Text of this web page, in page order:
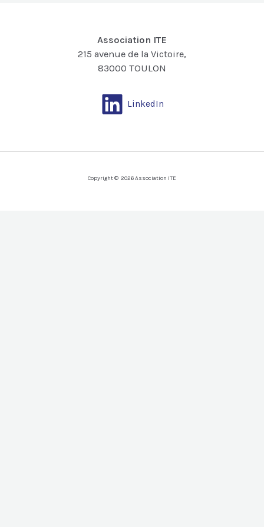
Association ITE
215 avenue de la Victoire,
83000 TOULON
LinkedIn
Copyright © 2026 Association ITE